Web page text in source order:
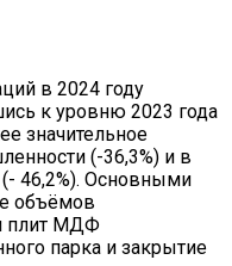
в 2024 году
к уровню 2023 года
значительное
(-36,3%) и в
46,2%). Основными
объёмов
плит МДФ
парка и закрытие